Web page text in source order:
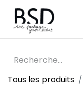
Tous les produits